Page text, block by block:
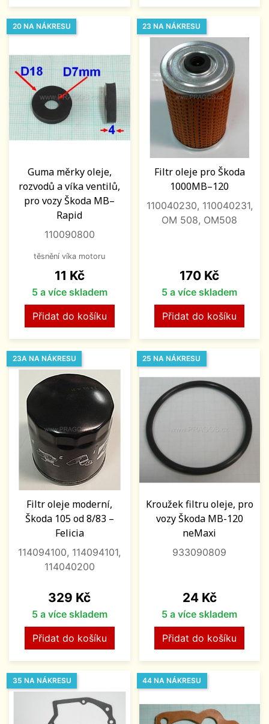
Guma měrky oleje,
rozvodů a víka ventilů,
pro vozy Škoda MB–
Rapid
110090800
těsnění víka motoru
Cena
11 Kč
5 a více skladem
Přidat do košíku
20 NA NÁKRESU
Filtr oleje pro Škoda
1000MB–120
110040230, 110040231,
OM 508, OM508
Cena
170 Kč
5 a více skladem
Přidat do košíku
23 NA NÁKRESU
Filtr oleje moderní,
Škoda 105 od 8/83 –
Felicia
114094100, 114094101,
114040200
Cena
329 Kč
5 a více skladem
Přidat do košíku
23A NA NÁKRESU
Kroužek filtru oleje, pro
vozy Škoda MB-120
neMaxi
933090809
Cena
24 Kč
5 a více skladem
Přidat do košíku
25 NA NÁKRESU
35 NA NÁKRESU 44 NA NÁKRESU